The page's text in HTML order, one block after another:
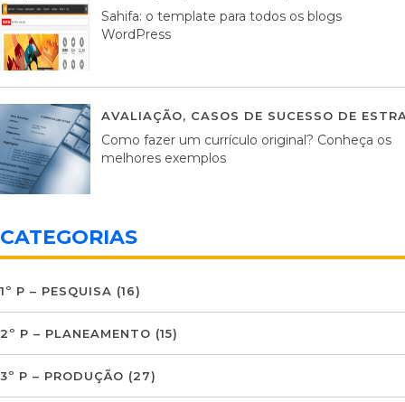
Sahifa: o template para todos os blogs
WordPress
AVALIAÇÃO, CASOS DE SUCESSO DE
Como fazer um currículo original? Conheça os
melhores exemplos
CATEGORIAS
1º P – PESQUISA (16)
2º P – PLANEAMENTO (15)
3º P – PRODUÇÃO (27)